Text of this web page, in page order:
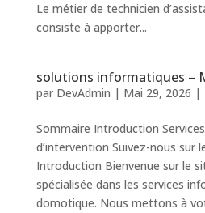
Le métier de technicien
consiste à apporter...
solutions informatiques –
par DevAdmin | Mai 29, 2026 |
Sommaire Introduction
d’intervention Suivez-nous sur
Introduction Bienvenue sur le
spécialisée dans les services
domotique. Nous mettons à